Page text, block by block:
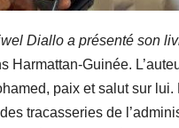
Diallo a présenté son
Harmattan-Guinée.
paix et salut sur
tracasseries de